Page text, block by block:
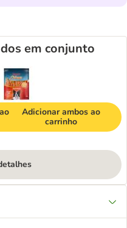
em conjunto
Adicionar ambos ao
carrinho